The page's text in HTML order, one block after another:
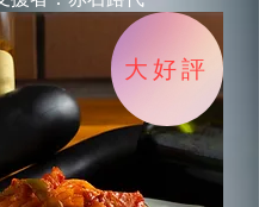
大好評